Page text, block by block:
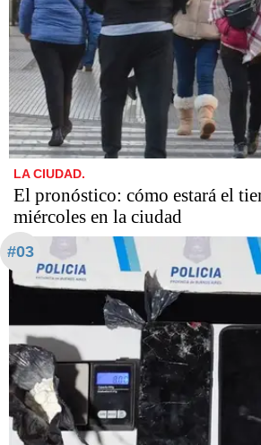
LA CIUDAD.
El pronóstico: cómo estará el
miércoles en la ciudad
#03